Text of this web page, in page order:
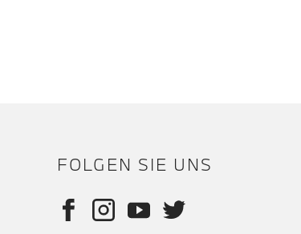
FOLGEN SIE UNS